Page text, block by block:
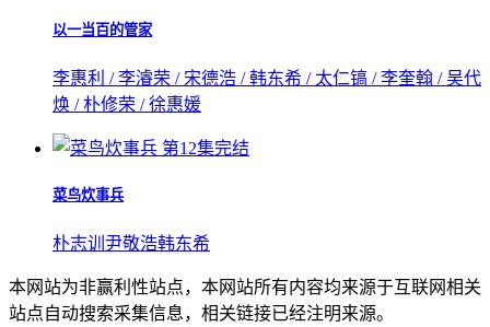
以一当百的管家
李惠利 / 李濬荣 / 宋德浩 / 韩东希 / 太仁镐 / 李奎翰 / 吴代
焕 / 朴修荣 / 徐惠媛
第12集完结
菜鸟炊事兵
朴志训 尹敬浩韩东希
本网站为非赢利性站点，本网站所有内容均来源于互联网相关
站点自动搜索采集信息，相关链接已经注明来源。